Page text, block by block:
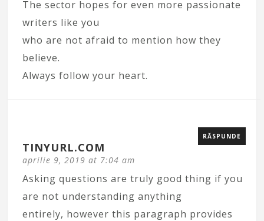
The sector hopes for even more passionate
writers like you
who are not afraid to mention how they
believe.
Always follow your heart.
TINYURL.COM
aprilie 9, 2019 at 7:04 am
RĂSPUNDE
Asking questions are truly good thing if you
are not understanding anything
entirely, however this paragraph provides